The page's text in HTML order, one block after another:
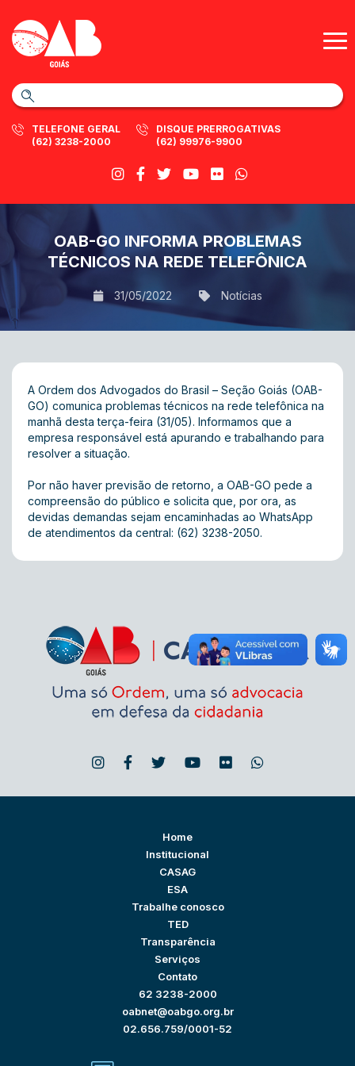
TELEFONE GERAL
(62) 3238-2000
DISQUE PRERROGATIVAS
(62) 99976-9900
OAB-GO INFORMA PROBLEMAS
TÉCNICOS NA REDE TELEFÔNICA
31/05/2022 Notícias
A Ordem dos Advogados do Brasil – Seção Goiás (OAB-
GO) comunica problemas técnicos na rede telefônica na
manhã desta terça-feira (31/05). Informamos que a
empresa responsável está apurando e trabalhando para
resolver a situação.
Por não haver previsão de retorno, a OAB-GO pede a
compreensão do público e solicita que, por ora, as
devidas demandas sejam encaminhadas ao WhatsApp
de atendimentos da central: (62) 3238-2050.
Home
Institucional
CASAG
ESA
Trabalhe conosco
TED
Transparência
Serviços
Contato
62 3238-2000
oabnet@oabgo.org.br
02.656.759/0001-52